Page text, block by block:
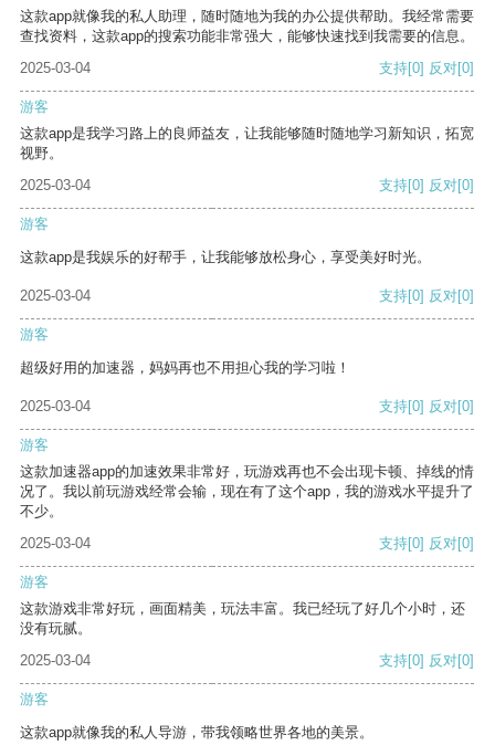
这款app就像我的私人助理，随时随地为我的办公提供帮助。我经常需要
查找资料，这款app的搜索功能非常强大，能够快速找到我需要的信息。
2025-03-04
支持[0] 反对[0]
游客
这款app是我学习路上的良师益友，让我能够随时随地学习新知识，拓宽
视野。
2025-03-04
支持[0] 反对[0]
游客
这款app是我娱乐的好帮手，让我能够放松身心，享受美好时光。
2025-03-04 支持[0] 反对[0]
游客
超级好用的加速器，妈妈再也不用担心我的学习啦！
2025-03-04 支持[0] 反对[0]
游客
这款加速器app的加速效果非常好，玩游戏再也不会出现卡顿、掉线的情
况了。我以前玩游戏经常会输，现在有了这个app，我的游戏水平提升了
不少。
2025-03-04
支持[0] 反对[0]
游客
这款游戏非常好玩，画面精美，玩法丰富。我已经玩了好几个小时，还
没有玩腻。
2025-03-04
支持[0] 反对[0]
游客
这款app就像我的私人导游，带我领略世界各地的美景。